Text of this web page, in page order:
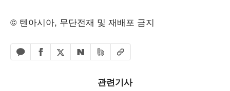
© 텐아시아, 무단전재 및 재배포 금지
카카오톡 공유하기
페이스북 공유하기
엑스 공유하기
네이버 공유하기
밴드 공유하기
URL복사
관련기사